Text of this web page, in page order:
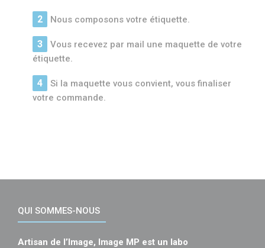
Nous composons votre étiquette.
Vous recevez par mail une maquette de votre
étiquette.
Si la maquette vous convient, vous finaliser
votre commande.
QUI SOMMES-NOUS
Artisan de l’Image, Image MP est un labo